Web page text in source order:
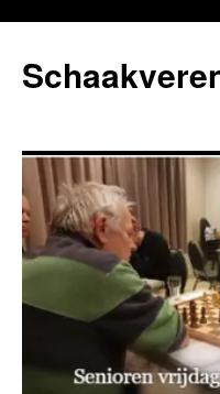
de
inhoud